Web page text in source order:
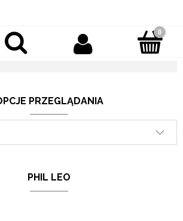
PRZEGLĄDANIA
PHIL LEO